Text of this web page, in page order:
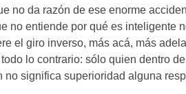
no da razón de ese enorme
no entiende por qué es inteligente
el giro inverso, más acá, más
lo contrario: sólo quien dentro
significa superioridad alguna